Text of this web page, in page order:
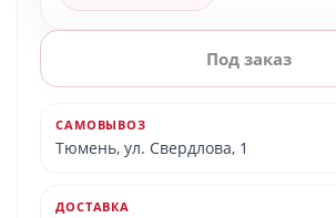
Под заказ
САМОВЫВОЗ
Тюмень, ул. Свердлова, 1
ДОСТАВКА